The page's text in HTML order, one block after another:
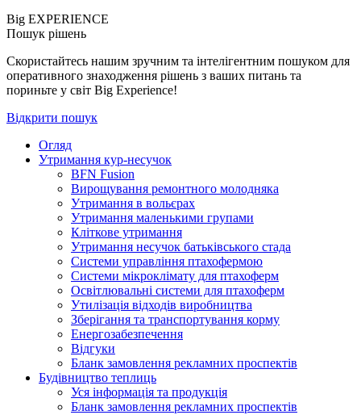
Big EXPERIENCE
Пошук рішень
Скористайтесь нашим зручним та інтелігентним пошуком для
оперативного знаходження рішень з ваших питань та
пориньте у світ Big Experience!
Відкрити пошук
Огляд
Утримання кур-несучок
BFN Fusion
Вирощування ремонтного молодняка
Утримання в вольєрах
Утримання маленькими групами
Кліткове утримання
Утримання несучок батьківського стада
Системи управління птахофермою
Системи мікроклімату для птахоферм
Освітлювальні системи для птахоферм
Утилізація відходів виробництва
Зберігання та транспортування корму
Енергозабезпечення
Відгуки
Бланк замовлення рекламних проспектів
Будівництво теплиць
Уся інформація та продукція
Бланк замовлення рекламних проспектів